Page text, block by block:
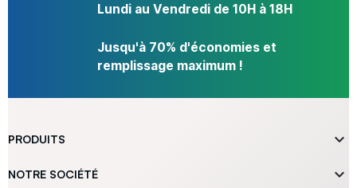
Lundi au Vendredi de 10H à 18H
Jusqu'à 70% d'économies et
remplissage maximum !
PRODUITS 
NOTRE SOCIÉTÉ 